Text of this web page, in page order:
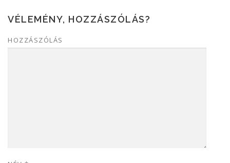
VÉLEMÉNY, HOZZÁSZÓLÁS?
HOZZÁSZÓLÁS